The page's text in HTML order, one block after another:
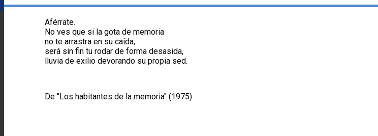
Aférrate.
No ves que si la gota de memoria
no te arrastra en su caída,
será sin fin tu rodar de forma desasida,
lluvia de exilio devorando su propia sed.
De "Los habitantes de la memoria" (1975)